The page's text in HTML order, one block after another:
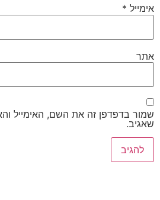
אימייל*
אתר
שמור בדפדפן זה את השם, האימייל
שאגיב.